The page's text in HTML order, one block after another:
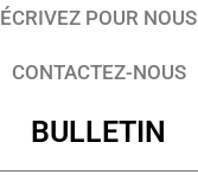
ÉCRIVEZ POUR NOUS
CONTACTEZ-NOUS
BULLETIN